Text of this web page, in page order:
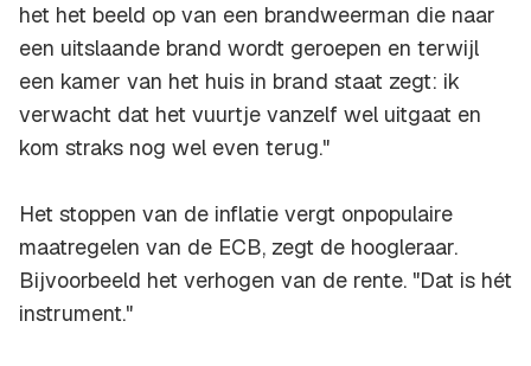
het het beeld op van een brandweerman die naar
een uitslaande brand wordt geroepen en terwijl
een kamer van het huis in brand staat zegt: ik
verwacht dat het vuurtje vanzelf wel uitgaat en
kom straks nog wel even terug."
Het stoppen van de inflatie vergt onpopulaire
maatregelen van de ECB, zegt de hoogleraar.
Bijvoorbeeld het verhogen van de rente. "Dat is hét
instrument."